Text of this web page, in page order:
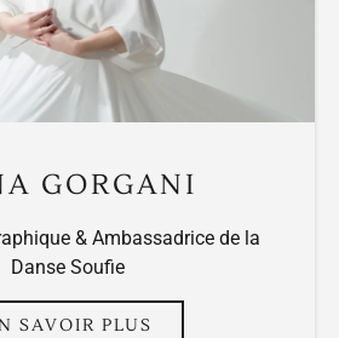
GORGANI
& Ambassadrice de la
Danse Soufie
SAVOIR PLUS